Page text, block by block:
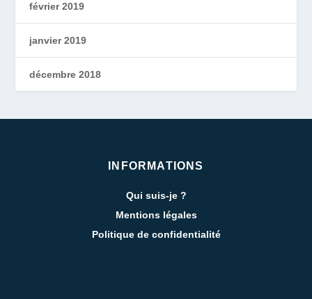
février 2019
janvier 2019
décembre 2018
INFORMATIONS
Qui suis-je ?
Mentions légales
Politique de confidentialité